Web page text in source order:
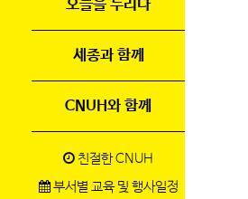
오늘을 누리다
세종과 함께
CNUH와 함께
친절한 CNUH
부서별 교육 및 행사일정